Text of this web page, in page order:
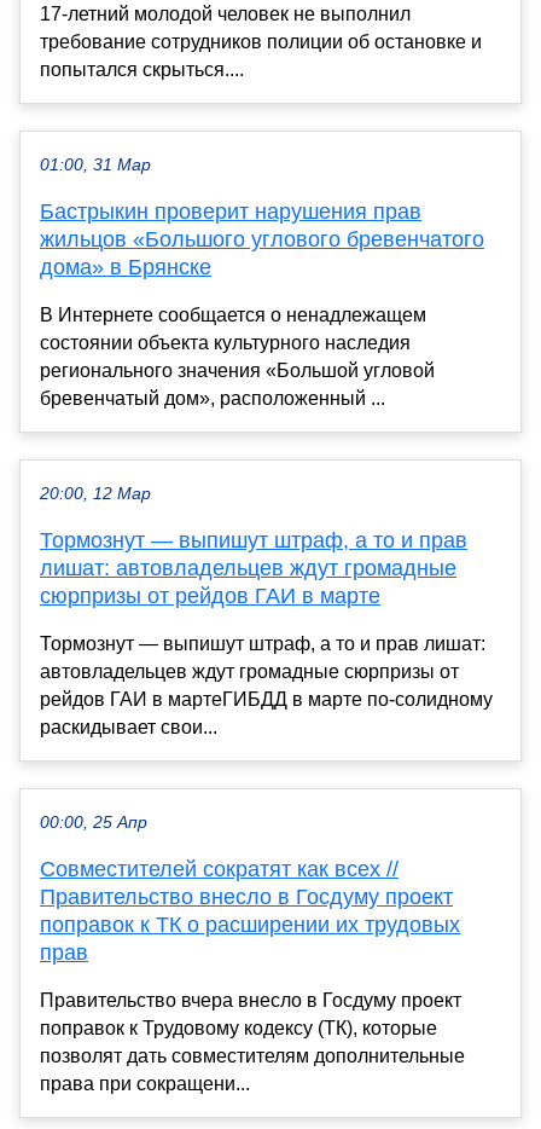
17-летний молодой человек не выполнил
требование сотрудников полиции об остановке и
попытался скрыться....
01:00, 31 Мар
Бастрыкин проверит нарушения прав
жильцов «Большого углового бревенчатого
дома» в Брянске
В Интернете сообщается о ненадлежащем
состоянии объекта культурного наследия
регионального значения «Большой угловой
бревенчатый дом», расположенный ...
20:00, 12 Мар
Тормознут — выпишут штраф, а то и прав
лишат: автовладельцев ждут громадные
сюрпризы от рейдов ГАИ в марте
Тормознут — выпишут штраф, а то и прав лишат:
автовладельцев ждут громадные сюрпризы от
рейдов ГАИ в мартеГИБДД в марте по-солидному
раскидывает свои...
00:00, 25 Апр
Совместителей сократят как всех //
Правительство внесло в Госдуму проект
поправок к ТК о расширении их трудовых
прав
Правительство вчера внесло в Госдуму проект
поправок к Трудовому кодексу (ТК), которые
позволят дать совместителям дополнительные
права при сокращени...